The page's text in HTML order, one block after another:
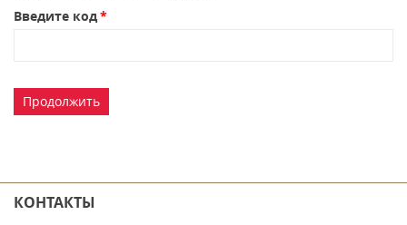
Введите код
Продолжить
КОНТАКТЫ